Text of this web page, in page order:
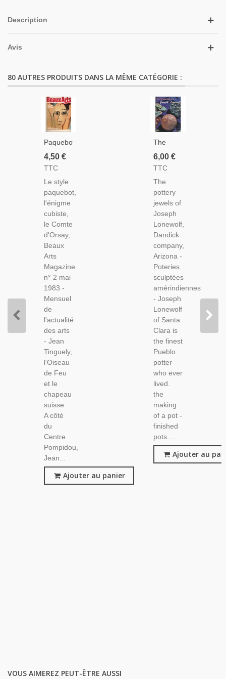
Description
Avis
80 AUTRES PRODUITS DANS LA MÊME CATÉGORIE :
Paquebots
Art
Déco,
Comte
D'Orsay,
Suisse
Ferdinand
Holder,
Photographie
G.Rousse
- Beaux
Arts
Magazine
N° 2 Mai
1983
4,50 €
TTC
Le style
paquebot,
l'énigme
cubiste,
le Comte
d'Orsay,
Beaux
Arts
Magazine
n° 2 mai
1983 -
Mensuel
de
l'actualité
des arts
- Jean
Tinguely,
l'Oiseau
de Feu
et le
chapeau
suisse :
A côté
du
Centre
Pompidou,
Jean...
Ajouter au panier
The
Pottery
Jewels
Joseph
Lonewolf,
Dandick,
1975 -
Art
Amérindien,
Sculpteurs
Américains,
Etats-
Unis
6,00 €
TTC
The
pottery
jewels of
Joseph
Lonewolf,
Dandick
company,
Arizona -
Poteries
sculptées
amérindiennes
- Joseph
Lonewolf
of Santa
Clara is
the finest
Pueblo
potter
who ever
lived.
the
making
of a pot -
finished
pots....
Ajouter au
VOUS AIMEREZ PEUT-ÊTRE AUSSI